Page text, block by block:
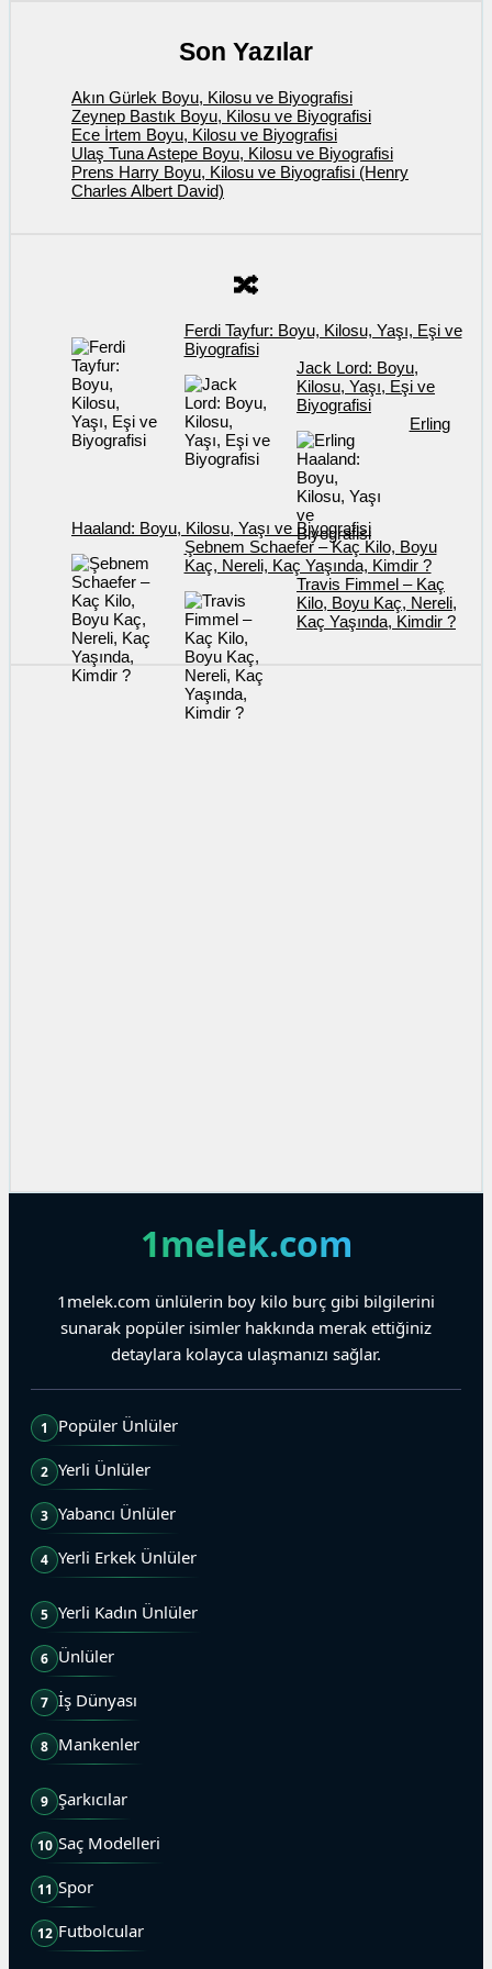
Son Yazılar
Akın Gürlek Boyu, Kilosu ve Biyografisi
Zeynep Bastık Boyu, Kilosu ve Biyografisi
Ece İrtem Boyu, Kilosu ve Biyografisi
Ulaş Tuna Astepe Boyu, Kilosu ve Biyografisi
Prens Harry Boyu, Kilosu ve Biyografisi (Henry
Charles Albert David)
🔀
Ferdi Tayfur: Boyu, Kilosu, Yaşı, Eşi ve
Biyografisi
Jack Lord: Boyu,
Kilosu, Yaşı, Eşi ve
Biyografisi
Erling
Haaland: Boyu, Kilosu, Yaşı ve Biyografisi
Şebnem Schaefer – Kaç Kilo, Boyu
Kaç, Nereli, Kaç Yaşında, Kimdir ?
Travis Fimmel – Kaç
Kilo, Boyu Kaç, Nereli,
Kaç Yaşında, Kimdir ?
1melek.com
1melek.com ünlülerin boy kilo burç gibi bilgilerini
sunarak popüler isimler hakkında merak ettiğiniz
detaylara kolayca ulaşmanızı sağlar.
1 Popüler Ünlüler
2 Yerli Ünlüler
3 Yabancı Ünlüler
4 Yerli Erkek Ünlüler
5 Yerli Kadın Ünlüler
6 Ünlüler
7 İş Dünyası
8 Mankenler
9 Şarkıcılar
10 Saç Modelleri
11 Spor
12 Futbolcular